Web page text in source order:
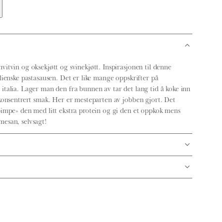
og oksekjøtt og svinekjøtt. Inspirasjonen til denne
pastasausen. Det er like mange oppskrifter på
italia. Lager man den fra bunnen av tar det lang tid å koke inn
smak. Her er mesteparten av jobben gjort. Det
den med litt ekstra protein og gi den et oppkok mens
selvsagt!